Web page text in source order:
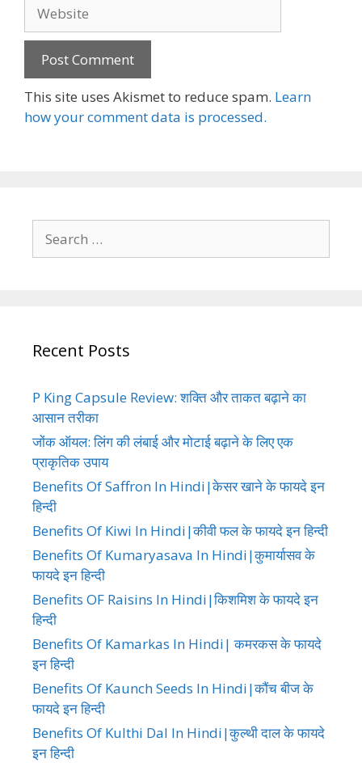
This site uses Akismet to reduce spam. Learn
how your comment data is processed.
for:
Recent Posts
P King Capsule Review: शक्ति और ताकत बढ़ाने का
आसान तरीका
जोंक ऑयल: लिंग की लंबाई और मोटाई बढ़ाने के लिए एक
प्राकृतिक उपाय
Benefits Of Saffron In Hindi|केसर खाने के फायदे इन
हिन्दी
Benefits Of Kiwi In Hindi|कीवी फल के फायदे इन हिन्दी
Benefits Of Kumaryasava In Hindi|कुमार्यासव के
फायदे इन हिन्दी
Benefits OF Raisins In Hindi|किशमिश के फायदे इन
हिन्दी
Benefits Of Kamarkas In Hindi| कमरकस के फायदे
इन हिन्दी
Benefits Of Kaunch Seeds In Hindi|कौंच बीज के
फायदे इन हिन्दी
Benefits Of Kulthi Dal In Hindi|कुल्थी दाल के फायदे
इन हिन्दी